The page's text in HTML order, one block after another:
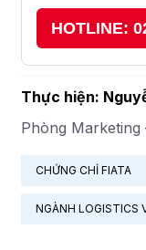
HOTLINE:
Thực hiện:
Phòng
CHỨNG CHỈ FIATA
NGÀNH LOGISTICS